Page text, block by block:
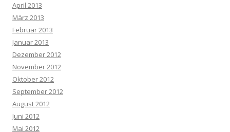
April 2013
März 2013
Februar 2013
Januar 2013
Dezember 2012
November 2012
Oktober 2012
September 2012
August 2012
Juni 2012
Mai 2012